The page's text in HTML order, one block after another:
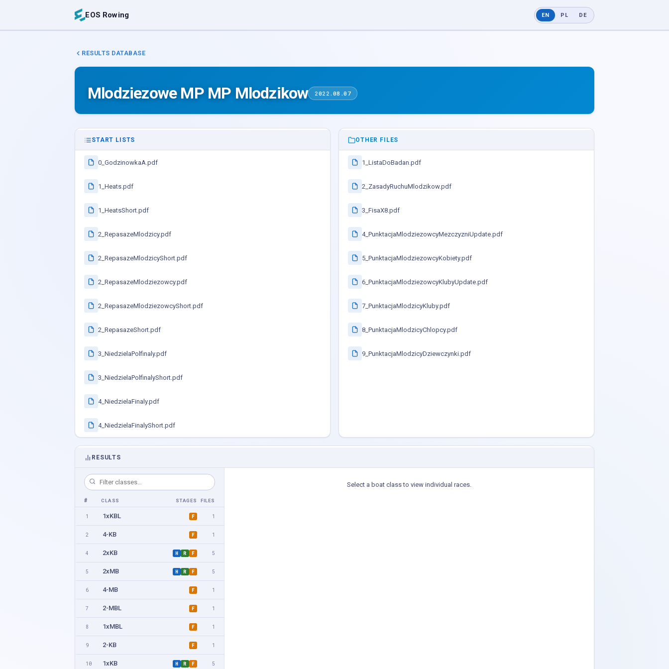
EOS Rowing EN PL DE
RESULTS DATABASE
Mlodziezowe MP MP Mlodzikow 2022.08.07
START LISTS
0_GodzinowkaA.pdf
1_Heats.pdf
1_HeatsShort.pdf
2_RepasazeMlodzicy.pdf
2_RepasazeMlodzicyShort.pdf
2_RepasazeMlodziezowcy.pdf
2_RepasazeMlodziezowcyShort.pdf
2_RepasazeShort.pdf
3_NiedzielaPolfinaly.pdf
3_NiedzielaPolfinalyShort.pdf
4_NiedzielaFinaly.pdf
4_NiedzielaFinalyShort.pdf
OTHER FILES
1_ListaDoBadan.pdf
2_ZasadyRuchuMlodzikow.pdf
3_FisaX8.pdf
4_PunktacjaMlodziezowcyMezczyzniUpdate.pdf
5_PunktacjaMlodziezowcyKobiety.pdf
6_PunktacjaMlodziezowcyKlubyUpdate.pdf
7_PunktacjaMlodzicyKluby.pdf
8_PunktacjaMlodzicyChlopcy.pdf
9_PunktacjaMlodzicyDziewczynki.pdf
RESULTS
# CLASS STAGES FILES
1 1xKBL F 1
2 4-KB F 1
4 2xKB H R F 5
5 2xMB H R F 5
6 4-MB F 1
7 2-MBL F 1
8 1xMBL F 1
9 2-KB F 1
10 1xKB H R F 5
Select a boat class to view individual races.